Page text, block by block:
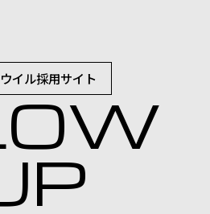
イル採用サイト